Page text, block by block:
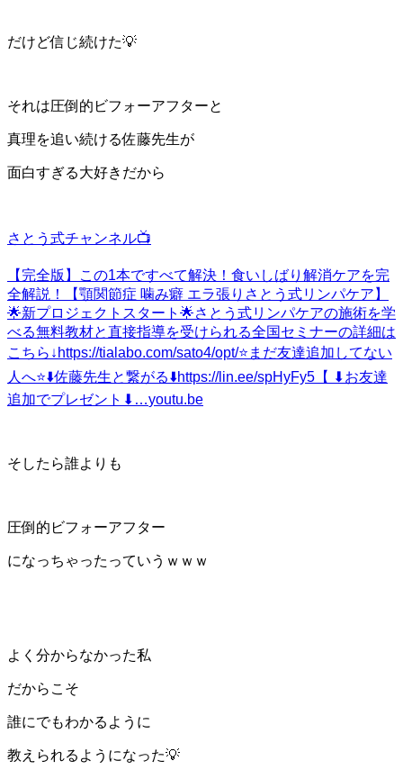
だけど信じ続けた💡
それは圧倒的ビフォーアフターと
真理を追い続ける佐藤先生が
面白すぎる大好きだから
さとう式チャンネル📺
【完全版】この1本ですべて解決！食いしばり解消ケアを完
全解説！【顎関節症 噛み癖 エラ張りさとう式リンパケア】
🌟新プロジェクトスタート🌟さとう式リンパケアの施術を学
べる無料教材と直接指導を受けられる全国セミナーの詳細は
こちら↓https://tialabo.com/sato4/opt/⭐️まだ友達追加してない
人へ⭐️⬇️佐藤先生と繋がる⬇️https://lin.ee/spHyFy5【 ⬇︎お友達
追加でプレゼント⬇︎…youtu.be
そしたら誰よりも
圧倒的ビフォーアフター
になっちゃったっていうｗｗｗ
よく分からなかった私
だからこそ
誰にでもわかるように
教えられるようになった💡